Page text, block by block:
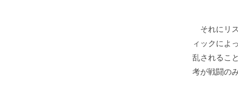
それにリ
ィックによ
乱されるこ
考が戦闘の